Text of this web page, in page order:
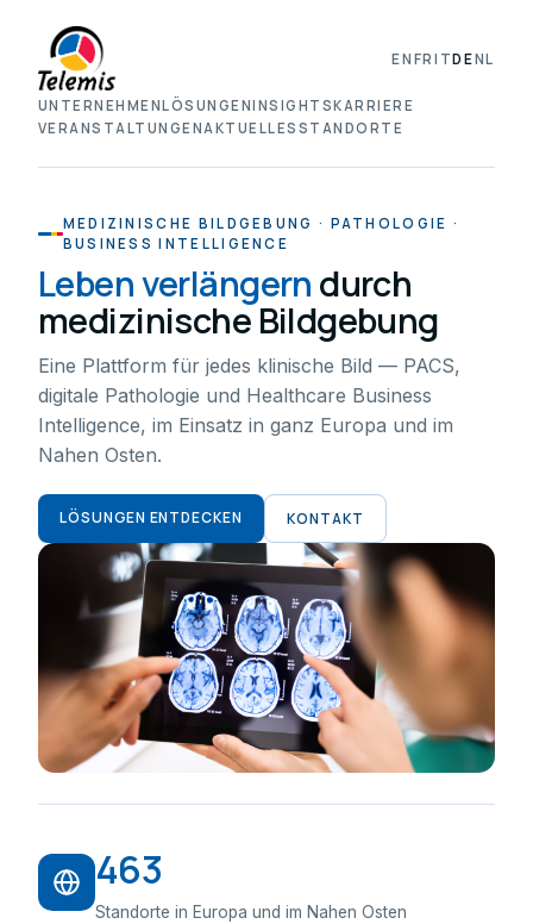
UNTERNEHMENLÖSUNGENINSIGHTSKARRIERE
VERANSTALTUNGENAKTUELLES STANDORTE
ENFRITDENL
MEDIZINISCHE BILDGEBUNG · PATHOLOGIE ·
BUSINESS INTELLIGENCE
Leben verlängern durch
medizinische Bildgebung
Eine Plattform für jedes klinische Bild — PACS,
digitale Pathologie und Healthcare Business
Intelligence, im Einsatz in ganz Europa und im
Nahen Osten.
LÖSUNGEN ENTDECKEN KONTAKT
463
Standorte in Europa und im Nahen Osten